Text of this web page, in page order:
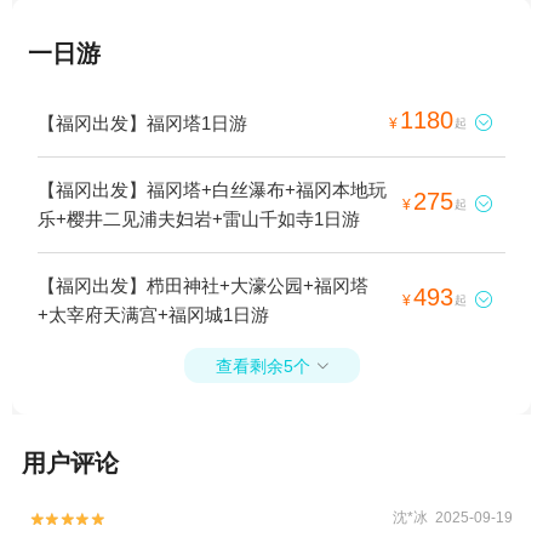
一日游
【福冈出发】福冈塔1日游 ¥ 1180起 
【福冈出发】福冈塔+白丝瀑布+福冈本地玩
乐+樱井二见浦夫妇岩+雷山千如寺1日游
¥ 275起 
【福冈出发】栉田神社+大濠公园+福冈塔
+太宰府天满宫+福冈城1日游
¥493起 
查看剩余5个 
用户评论

 沈*冰 2025-09-19